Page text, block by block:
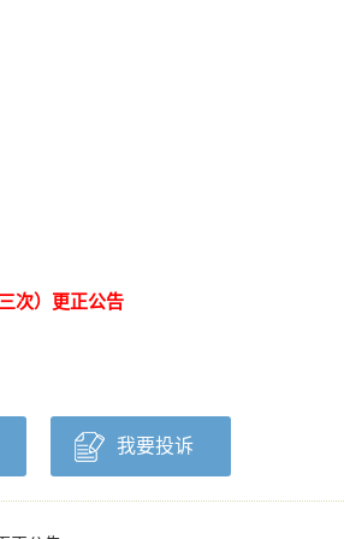
次）更正公告
我要投诉